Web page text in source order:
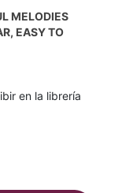
MELODIES
EASY TO
en la librería